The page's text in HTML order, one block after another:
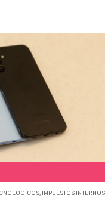
, IMPUESTOS INTERNOS